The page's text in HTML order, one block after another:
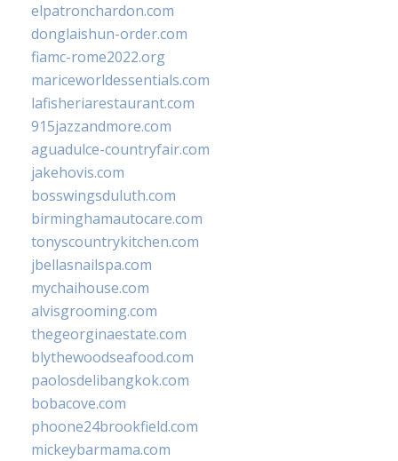
elpatronchardon.com
donglaishun-order.com
fiamc-rome2022.org
mariceworldessentials.com
lafisheriarestaurant.com
915jazzandmore.com
aguadulce-countryfair.com
jakehovis.com
bosswingsduluth.com
birminghamautocare.com
tonyscountrykitchen.com
jbellasnailspa.com
mychaihouse.com
alvisgrooming.com
thegeorginaestate.com
blythewoodseafood.com
paolosdelibangkok.com
bobacove.com
phoone24brookfield.com
mickeybarmama.com